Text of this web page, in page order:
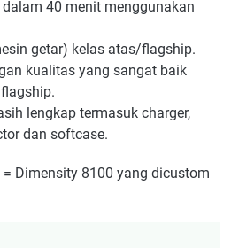
dalam 40 menit menggunakan
getar) kelas atas/flagship.
kualitas yang sangat baik
lengkap termasuk charger,
dan softcase.
Dimensity 8100 yang dicustom